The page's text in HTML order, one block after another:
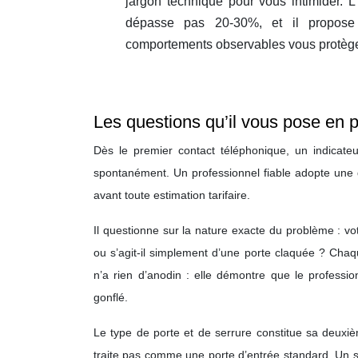
dépasse pas 20-30%, et il
comportements observables vous
Les questions qu’il vous pose en
Dès le premier contact téléphonique, un
spontanément. Un professionnel fiable adopte
avant toute estimation tarifaire.
Il questionne sur la nature exacte du problème :
ou s’agit-il simplement d’une porte claquée ?
n’a rien d’anodin : elle démontre que le
gonflé.
Le type de porte et de serrure constitue sa
traite pas comme une porte d’entrée standard.